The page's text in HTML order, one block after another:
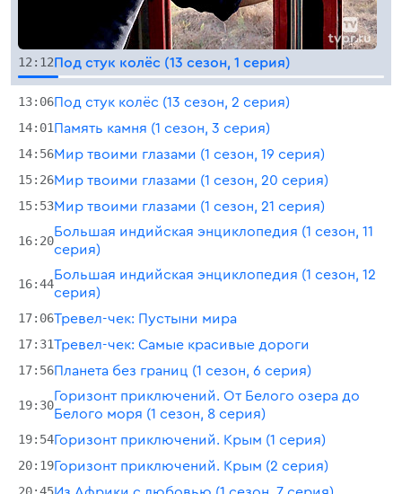
12:12Под стук колёс (13 сезон, 1 серия)
13:06Под стук колёс (13 сезон, 2 серия)
14:01Память камня (1 сезон, 3 серия)
14:56Мир твоими глазами (1 сезон, 19 серия)
15:26Мир твоими глазами (1 сезон, 20 серия)
15:53Мир твоими глазами (1 сезон, 21 серия)
16:20
Большая индийская энциклопедия (1 сезон, 11
серия)
16:44
Большая индийская энциклопедия (1 сезон, 12
серия)
17:06Тревел-чек: Пустыни мира
17:31Тревел-чек: Самые красивые дороги
17:56Планета без границ (1 сезон, 6 серия)
19:30
Горизонт приключений. От Белого озера до
Белого моря (1 сезон, 8 серия)
19:54Горизонт приключений. Крым (1 серия)
20:19Горизонт приключений. Крым (2 серия)